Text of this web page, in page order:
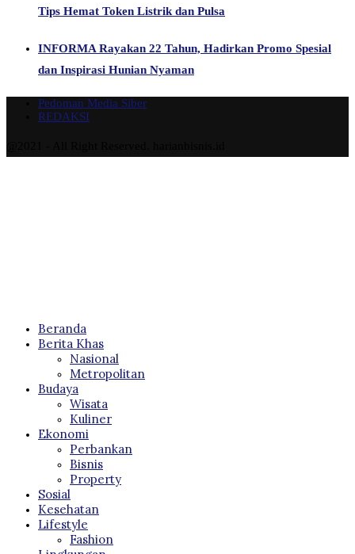
Tips Hemat Token Listrik dan Pulsa
INFORMA Rayakan 22 Tahun, Hadirkan Promo Spesial
dan Inspirasi Hunian Nyaman
Pedoman Media Siber
REDAKSI
Beranda
Berita Khas
Nasional
Metropolitan
Budaya
Wisata
Kuliner
Ekonomi
Perbankan
Bisnis
Property
Sosial
Kesehatan
Lifestyle
Fashion